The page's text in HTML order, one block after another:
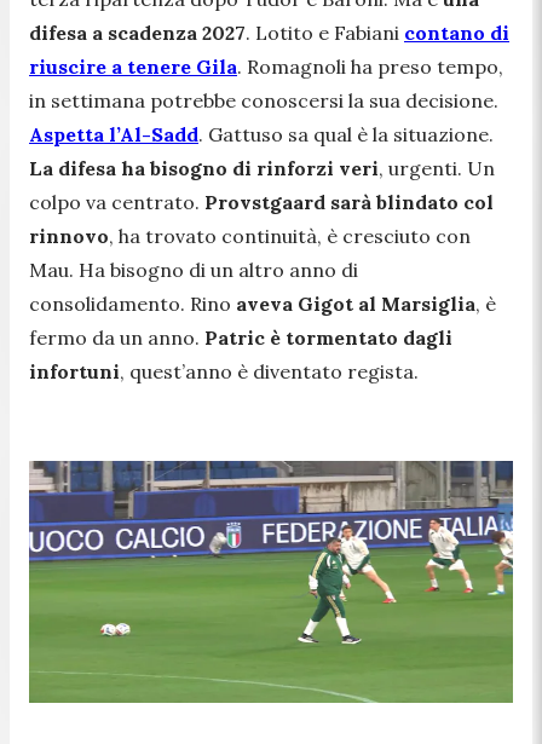
difesa a scadenza 2027. Lotito e Fabiani contano di
riuscire a tenere Gila. Romagnoli ha preso tempo,
in settimana potrebbe conoscersi la sua decisione.
Aspetta l’Al-Sadd. Gattuso sa qual è la situazione.
La difesa ha bisogno di rinforzi veri, urgenti. Un
colpo va centrato. Provstgaard sarà blindato col
rinnovo, ha trovato continuità, è cresciuto con
Mau. Ha bisogno di un altro anno di
consolidamento. Rino aveva Gigot al Marsiglia, è
fermo da un anno. Patric è tormentato dagli
infortuni, quest’anno è diventato regista.